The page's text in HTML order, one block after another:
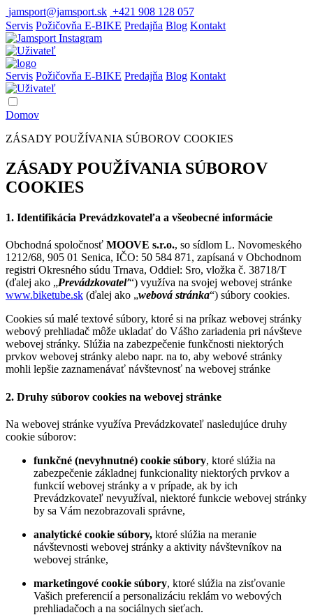
jamsport@jamsport.sk +421 908 128 057
Servis Požičovňa E-BIKE Predajňa Blog Kontakt
Servis Požičovňa E-BIKE Predajňa Blog Kontakt
Domov
ZÁSADY POUŽÍVANIA SÚBOROV COOKIES
ZÁSADY POUŽÍVANIA SÚBOROV
COOKIES
1. Identifikácia Prevádzkovateľa a všeobecné informácie
Obchodná spoločnosť MOOVE s.r.o., so sídlom L. Novomeského
1212/68, 905 01 Senica, IČO: 50 584 871, zapísaná v Obchodnom
registri Okresného súdu Trnava, Oddiel: Sro, vložka č. 38718/T
(ďalej ako „Prevádzkovateľ“) využíva na svojej webovej stránke
www.biketube.sk (ďalej ako „webová stránka“) súbory cookies.
Cookies sú malé textové súbory, ktoré si na príkaz webovej stránky
webový prehliadač môže ukladať do Vášho zariadenia pri návšteve
webovej stránky. Slúžia na zabezpečenie funkčnosti niektorých
prvkov webovej stránky alebo napr. na to, aby webové stránky
mohli lepšie zaznamenávať návštevnosť na webovej stránke
2. Druhy súborov cookies na webovej stránke
Na webovej stránke využíva Prevádzkovateľ nasledujúce druhy
cookie súborov:
funkčné (nevyhnutné) cookie súbory, ktoré slúžia na
zabezpečenie základnej funkcionality niektorých prvkov a
funkcií webovej stránky a v prípade, ak by ich
Prevádzkovateľ nevyužíval, niektoré funkcie webovej stránky
by sa Vám nezobrazovali správne,
analytické cookie súbory, ktoré slúžia na meranie
návštevnosti webovej stránky a aktivity návštevníkov na
webovej stránke,
marketingové cookie súbory, ktoré slúžia na zisťovanie
Vašich preferencií a personalizáciu reklám vo webových
prehliadačoch a na sociálnych sieťach.